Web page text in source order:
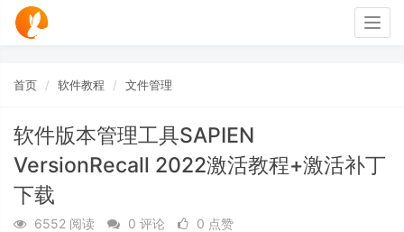
首页 软件教程 文件管理
软件版本管理工具SAPIEN
VersionRecall 2022激活教程+激活补丁
下载
6552 阅读 0 评论
0 点赞